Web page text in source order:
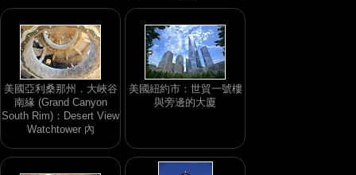
美國亞利桑那州．大峽谷
南緣 (Grand Canyon
South Rim)：Desert View
Watchtower 內
美國紐約市：世貿一號樓
與旁邊的大廈